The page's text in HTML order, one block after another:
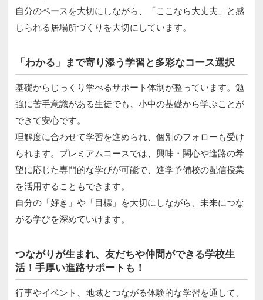
自分のペースを大切にしながら、「ここなら大丈夫」と感
じられる居場所づくりを大切にしています。
「わかる」まで寄り添う学習と多彩なコース選択
基礎からじっくり学べるサポート体制が整っています。勉
強に苦手意識がある生徒でも、小中の基礎から学ぶことが
できて安心です。
理解度に合わせて学習を進められ、個別のフォローも受け
られます。プレミアムコースでは、興味・関心や進路の希
望に応じた専門的な学びが可能で、進学予備校の配信授業
を活用することもできます。
自分の「好き」や「目標」を大切にしながら、未来につな
がる学びを深めていけます。
つながりが生まれ、友だちや仲間ができる学校生
活！手厚い進路サポートも！
行事やイベント、地域とつながる体験的な学習を通して、